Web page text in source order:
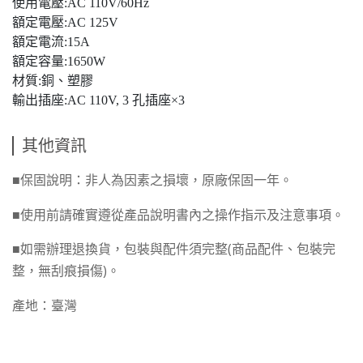
使用電壓:AC 110V/60Hz
額定電壓:AC 125V
額定電流:15A
額定容量:1650W
材質:銅、塑膠
輸出插座:AC 110V, 3 孔插座×3
其他資訊
■保固說明：非人為因素之損壞，原廠保固一年。
■使用前請確實遵從產品說明書內之操作指示及注意事項。
■如需辦理退換貨，包裝與配件須完整(商品配件、包裝完
整，無刮痕損傷) 。
產地：臺灣